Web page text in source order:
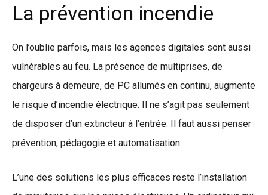
La prévention incendie
On l’oublie parfois, mais les agences digitales sont aussi
vulnérables au feu. La présence de multiprises, de
chargeurs à demeure, de PC allumés en continu, augmente
le risque d’incendie électrique. Il ne s’agit pas seulement
de disposer d’un extincteur à l’entrée. Il faut aussi penser
prévention, pédagogie et automatisation.
L’une des solutions les plus efficaces reste l’installation